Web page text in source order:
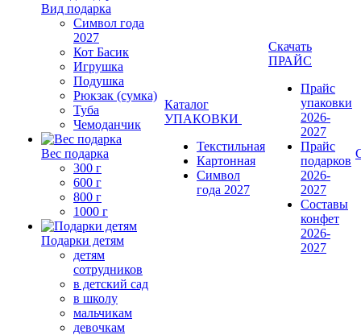
Вид подарка
Символ года
2027
Кот Басик
Игрушка
Подушка
Рюкзак (сумка)
Туба
Чемоданчик
Вес подарка
300 г
600 г
800 г
1000 г
Подарки детям
детям
сотрудников
в детский сад
в школу
мальчикам
девочкам
Каталог
УПАКОВКИ
Текстильная
Картонная
Символ
года 2027
Скачать
ПРАЙС
Прайс
упаковки
2026-
2027
Прайс
подарков
2026-
2027
Составы
конфет
2026-
2027